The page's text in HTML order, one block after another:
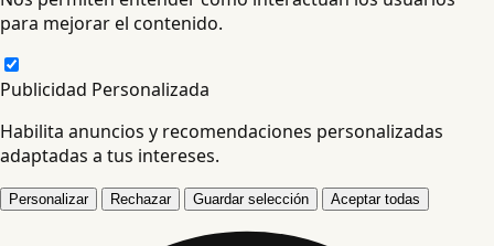
para mejorar el contenido.
Publicidad Personalizada
Habilita anuncios y recomendaciones personalizadas
adaptadas a tus intereses.
Personalizar Rechazar Guardar selección Aceptar todas